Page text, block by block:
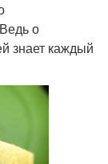
о
знает каждый